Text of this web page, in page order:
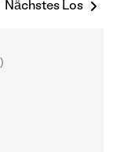
Nächstes Los
)